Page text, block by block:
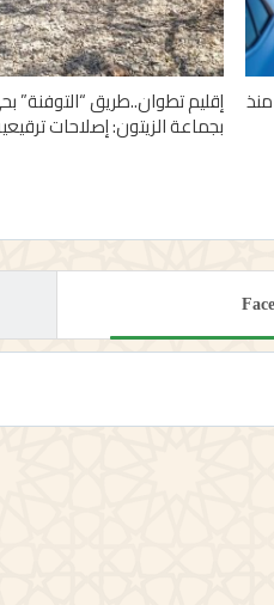
منذ إقليم تطوان..طريق “التوفنة”
بجماعة الزيتون: إصلاحات